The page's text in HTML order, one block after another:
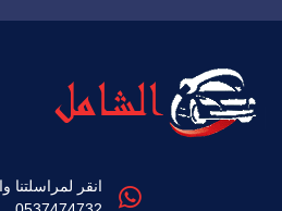
انقر لمراسلتنا